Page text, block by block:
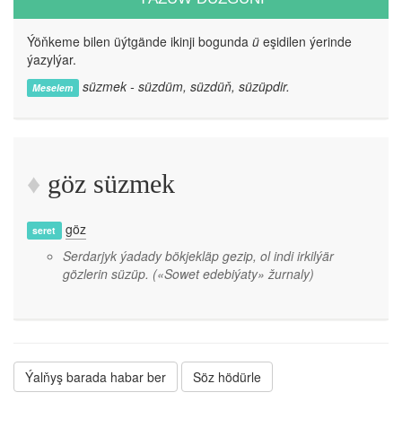
Ýöňkeme bilen üýtgände ikinji bogunda ü eşidilen ýerinde
ýazylýar.
Meselem süzmek - süzdüm, süzdüň, süzüpdir.
göz süzmek
seret
göz
Serdarjyk ýadady bökjekläp gezip, ol indi irkilýär
gözlerin süzüp. («Sowet edebiýaty» žurnaly)
Ýalňyş barada habar ber Söz hödürle